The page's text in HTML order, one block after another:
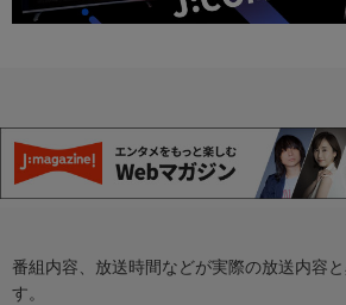
番組内容、放送時間などが実際の放送内容
す。